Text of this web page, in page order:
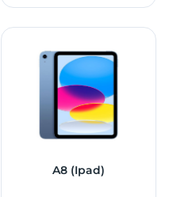
A8 (Ipad)